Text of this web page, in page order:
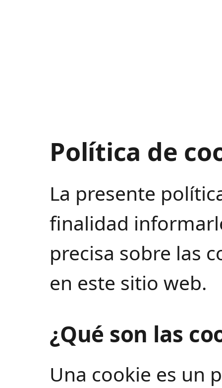
Política de
La presente
finalidad
precisa sobre las
en este sitio web.
¿Qué son las
Una cookie es un